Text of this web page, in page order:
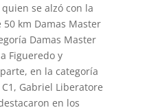
se alzó con la
km Damas Master
Damas Master
Figueredo y
en la categoría
Gabriel Liberatore
en los